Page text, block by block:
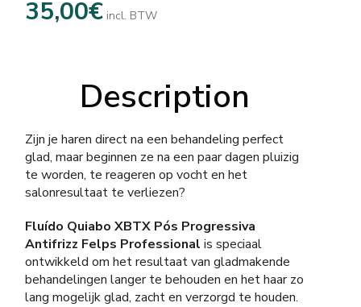
35,00€ incl. BTW
Description
Zijn je haren direct na een behandeling perfect
glad, maar beginnen ze na een paar dagen pluizig
te worden, te reageren op vocht en het
salonresultaat te verliezen?
Fluído Quiabo XBTX Pós Progressiva
Antifrizz Felps Professional is speciaal
ontwikkeld om het resultaat van gladmakende
behandelingen langer te behouden en het haar zo
lang mogelijk glad, zacht en verzorgd te houden.